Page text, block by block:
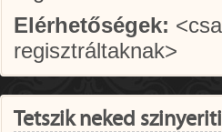
Elérhetőségek:
regisztráltaknak>
Tetszik neked